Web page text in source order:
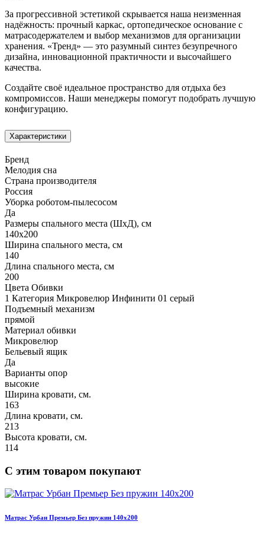
За прогрессивной эстетикой скрывается наша неизменная
надёжность: прочный каркас, ортопедическое основание с
матрасодержателем и выбор механизмов для организации
хранения. «Тренд» — это разумный синтез безупречного
дизайна, инновационной практичности и высочайшего
качества.
Создайте своё идеальное пространство для отдыха без
компромиссов. Наши менеджеры помогут подобрать лучшую
конфигурацию.
Характеристики
Бренд
Мелодия сна
Страна производителя
Россия
Уборка роботом-пылесосом
Да
Размеры спального места (ШхД), см
140х200
Ширина спального места, см
140
Длина спального места, см
200
Цвета Обивки
1 Категория Микровелюр Инфинити 01 серый
Подъемный механизм
прямой
Материал обивки
Микровелюр
Бельевый ящик
Да
Варианты опор
высокие
Ширина кровати, см.
163
Длина кровати, см.
213
Высота кровати, см.
114
С этим товаром покупают
Матрас Урбан Премьер Без пружин 140х200